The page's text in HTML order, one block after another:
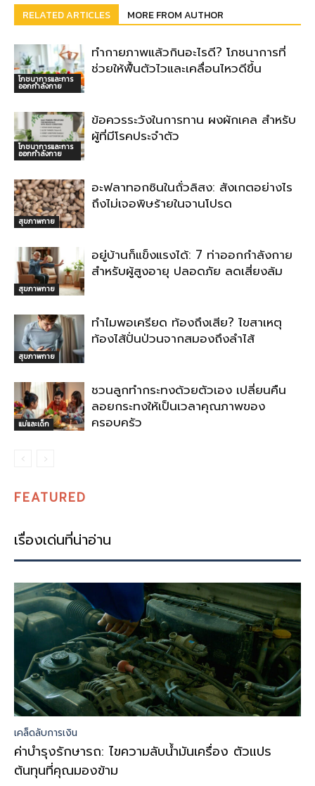
RELATED ARTICLES MORE FROM AUTHOR
โภชนาการและการ
ออกกำลังกาย
ทำกายภาพแล้วกินอะไรดี? โภชนาการที่
ช่วยให้ฟื้นตัวไวและเคลื่อนไหวดีขึ้น
โภชนาการและการ
ออกกำลังกาย
ข้อควรระวังในการทาน ผงผักเคล สำหรับ
ผู้ที่มีโรคประจำตัว
สุขภาพกาย
อะฟลาทอกซินในถั่วลิสง: สังเกตอย่างไร
ถึงไม่เจอพิษร้ายในจานโปรด
สุขภาพกาย
อยู่บ้านก็แข็งแรงได้: 7 ท่าออกกำลังกาย
สำหรับผู้สูงอายุ ปลอดภัย ลดเสี่ยงล้ม
สุขภาพกาย
ทำไมพอเครียด ท้องถึงเสีย? ไขสาเหตุ
ท้องไส้ปั่นป่วนจากสมองถึงลำไส้
แม่และเด็ก
ชวนลูกทำกระทงด้วยตัวเอง เปลี่ยนคืน
ลอยกระทงให้เป็นเวลาคุณภาพของ
ครอบครัว
FEATURED
เรื่องเด่นที่น่าอ่าน
เคล็ดลับการเงิน
ค่าบำรุงรักษารถ: ไขความลับน้ำมันเครื่อง ตัวแปร
ต้นทุนที่คุณมองข้าม